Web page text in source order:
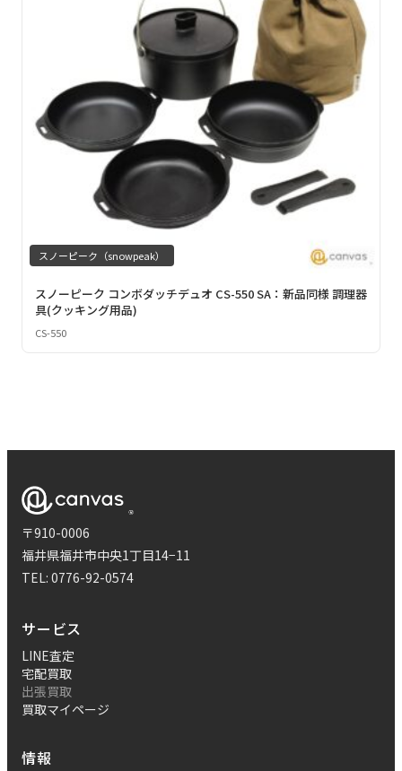
スノーピーク（snowpeak）
スノーピーク コンボダッチデュオ CS-550 SA：新品同様 調理器
具(クッキング用品)
CS-550
〒910-0006
福井県福井市中央1丁目14−11
TEL: 0776-92-0574
サービス
LINE査定
宅配買取
出張買取
買取マイページ
情報